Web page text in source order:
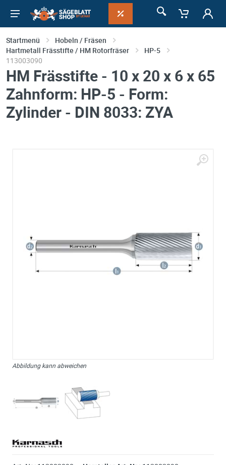
Startmenü
Hobeln / Fräsen
Hartmetall Frässtifte / HM Rotorfräser
HP-5
113003090
HM Frässtifte - 10 x 20 x 6 x 65
Zahnform: HP-5 - Form:
Zylinder - DIN 8033: ZYA
Abbildung kann abweichen